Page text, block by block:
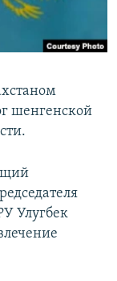
шенгенской
Улугбек